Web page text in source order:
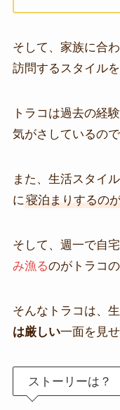
そして、家族に合
訪問するスタイル
トラコは過去の経
気がさしているので
また、生活スタイ
に寝泊まりするの
そして、週一で自
み漁るのがトラコ
そんなトラコは、
は厳しい一面を見
ストーリーは？